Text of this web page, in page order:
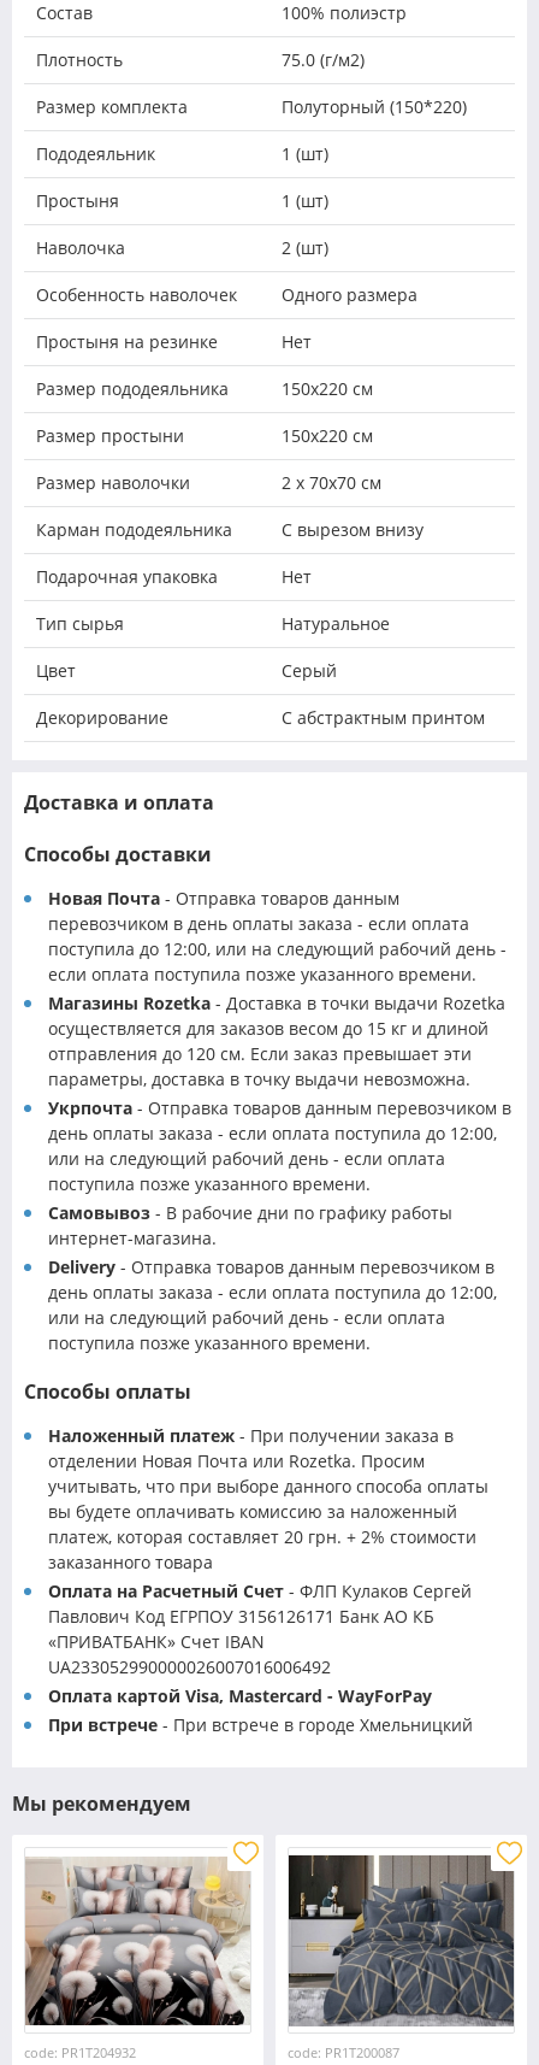
Состав 100% полиэстр
Плотность 75.0 (г/м2)
Размер комплекта Полуторный (150*220)
Пододеяльник 1 (шт)
Простыня 1 (шт)
Наволочка 2 (шт)
Особенность наволочек Одного размера
Простыня на резинке Нет
Размер пододеяльника 150х220 см
Размер простыни 150х220 см
Размер наволочки 2 х 70х70 см
Карман пододеяльника С вырезом внизу
Подарочная упаковка Нет
Тип сырья Натуральное
Цвет Серый
Декорирование С абстрактным принтом
Доставка и оплата
Способы доставки
Новая Почта - Отправка товаров данным
перевозчиком в день оплаты заказа - если оплата
поступила до 12:00, или на следующий рабочий день -
если оплата поступила позже указанного времени.
Магазины Rozetka - Доставка в точки выдачи Rozetka
осуществляется для заказов весом до 15 кг и длиной
отправления до 120 см. Если заказ превышает эти
параметры, доставка в точку выдачи невозможна.
Укрпочта - Отправка товаров данным перевозчиком в
день оплаты заказа - если оплата поступила до 12:00,
или на следующий рабочий день - если оплата
поступила позже указанного времени.
Самовывоз - В рабочие дни по графику работы
интернет-магазина.
Delivery - Отправка товаров данным перевозчиком в
день оплаты заказа - если оплата поступила до 12:00,
или на следующий рабочий день - если оплата
поступила позже указанного времени.
Способы оплаты
Наложенный платеж - При получении заказа в
отделении Новая Почта или Rozetka. Просим
учитывать, что при выборе данного способа оплаты
вы будете оплачивать комиссию за наложенный
платеж, которая составляет 20 грн. + 2% стоимости
заказанного товара
Оплата на Расчетный Счет - ФЛП Кулаков Сергей
Павлович Код ЕГРПОУ 3156126171 Банк АО КБ
«ПРИВАТБАНК» Счет IBAN
UA233052990000026007016006492
Оплата картой Visa, Mastercard - WayForPay
При встрече - При встрече в городе Хмельницкий
Мы рекомендуем
code: PR1T204932 code: PR1T200087